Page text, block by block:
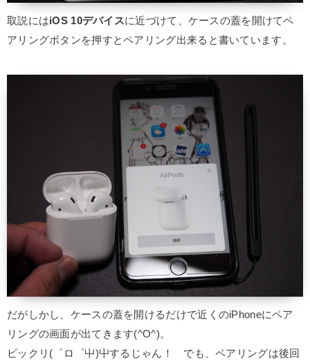
取説にはiOS 10デバイスに近づけて、ケースの蓋を開けてペ
アリングボタンを押すとペアリング出来ると書いています。
だがしかし、ケースの蓋を開けるだけで近くのiPhoneにペア
リングの画面が出てきます(^O^)。
ビックリ(゜ロ゜屮)屮するじゃん！ でも、ペアリングは後回